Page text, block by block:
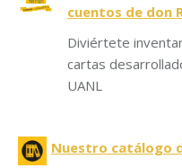
cuentos de don
Diviértete
cartas
UANL
Nuestro catálogo